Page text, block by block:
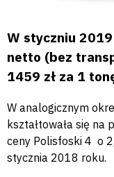
W styczniu
netto (bez
1459 zł za 1
W analogicznym
kształtowała się na
ceny Polisfoski 4 o
stycznia 2018 roku.